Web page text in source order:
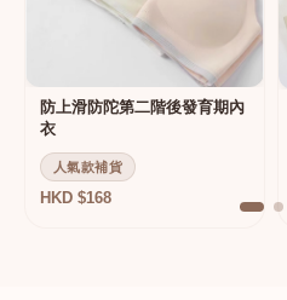
防上滑防陀第二階後發育期內
衣
人氣款補貨
HKD $168